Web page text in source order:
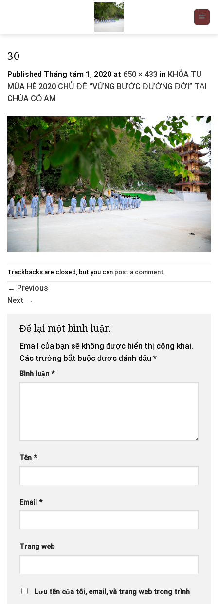
30
Published Tháng tám 1, 2020 at 650 × 433 in KHÓA TU
MÙA HÈ 2020 CHỦ ĐỀ “VỮNG BƯỚC ĐƯỜNG ĐỜI” TẠI
CHÙA CỔ AM
Trackbacks are closed, but you can post a comment.
← Previous
Next →
Để lại một bình luận
Email của bạn sẽ không được hiển thị công khai.
Các trường bắt buộc được đánh dấu *
Bình luận *
Tên *
Email *
Trang web
Lưu tên của tôi, email, và trang web trong trình